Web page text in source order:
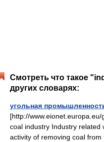
Смотреть что такое
других словарях:
угольная
[http://
coal industry Industry related
activity of removing coal